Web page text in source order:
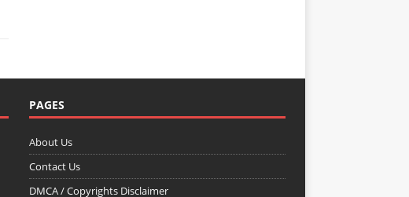
PAGES
About Us
Contact Us
DMCA / Copyrights Disclaimer